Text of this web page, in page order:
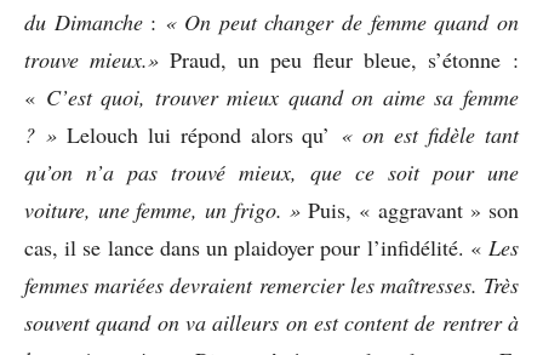
du Dimanche: « On peut changer de femme quand on
trouve mieux.» Praud, un peu fleur bleue, s’étonne :
« C’est quoi, trouver mieux quand on aime sa femme
? »Lelouch lui répond alors qu’ « on est fidèle tant
qu’on n’a pas trouvé mieux, que ce soit pour une
voiture, une femme, un frigo. »Puis, « aggravant » son
cas, il se lance dans un plaidoyer pour l’infidélité. « Les
femmes mariées devraient remercier les maîtresses. Très
souvent quand on va ailleurs on est content de rentrer à